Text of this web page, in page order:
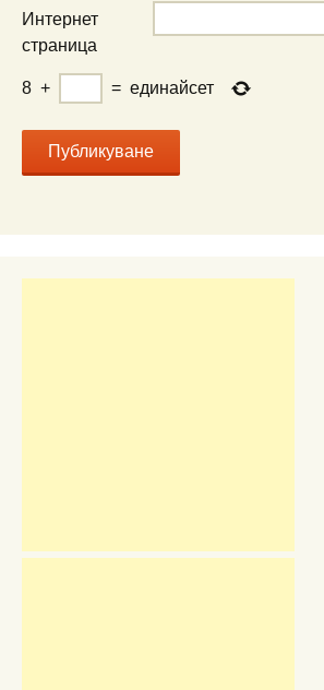
Интернет
страница
8 + = единайсет